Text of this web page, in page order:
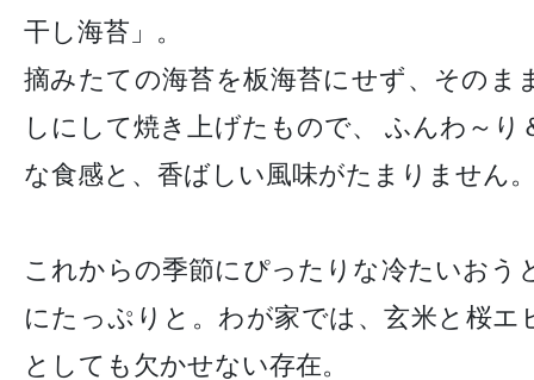
干し海苔」。
摘みたての海苔を板海苔にせず、そのま
しにして焼き上げたもので、 ふんわ～り
な食感と、香ばしい風味がたまりません
これからの季節にぴったりな冷たいおう
にたっぷりと。わが家では、玄米と桜エ
としても欠かせない存在。